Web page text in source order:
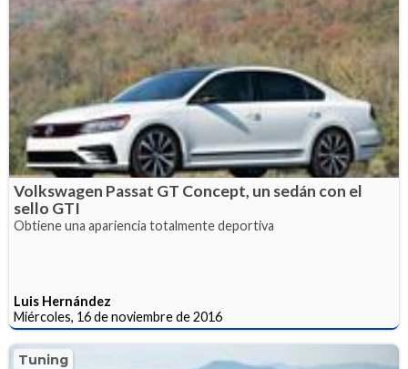
Volkswagen Passat GT Concept, un sedán con el
sello GTI
Obtiene una apariencia totalmente deportiva
Luis Hernández
Miércoles, 16 de noviembre de 2016
Tuning